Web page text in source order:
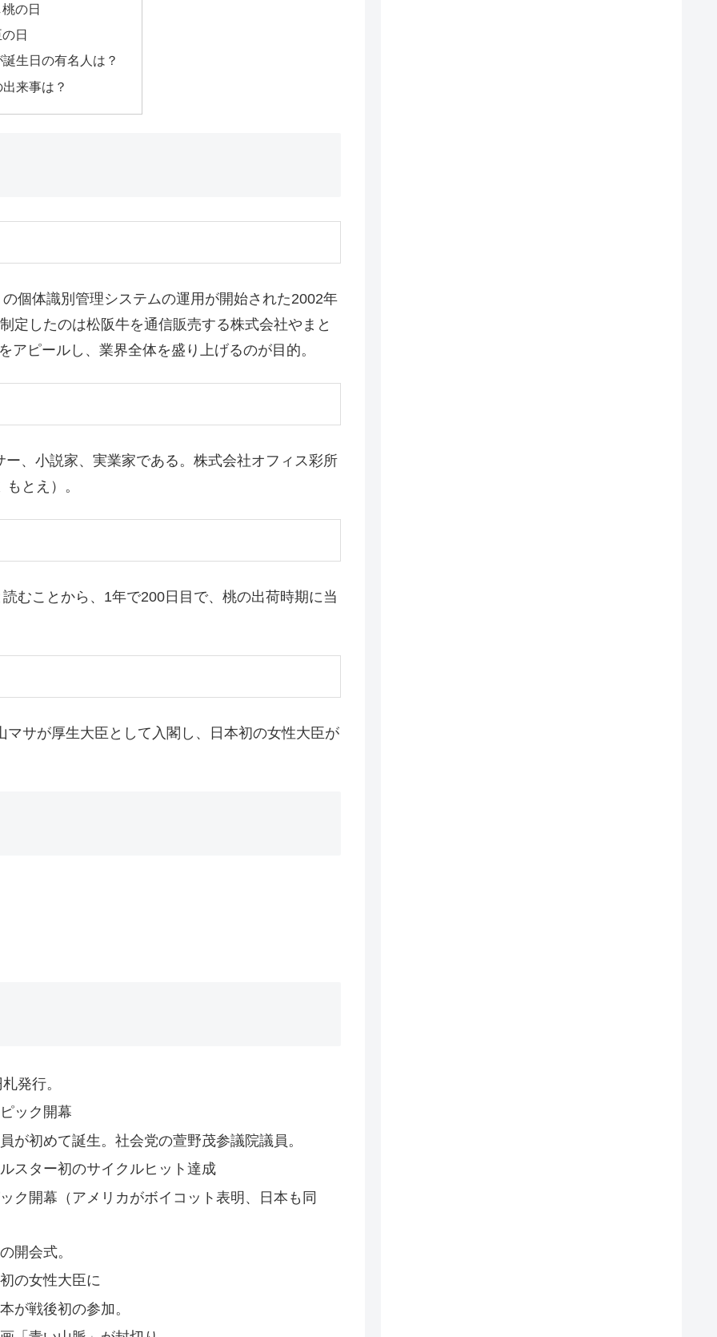
の日
日
生日の有名人は？
来事は？
個体識別管理システムの運用が開始された2002年
定したのは松阪牛を通信販売する株式会社やまと
ピールし、業界全体を盛り上げるのが目的。
、小説家、実業家である。株式会社オフィス彩所
とえ）。
むことから、1年で200日目で、桃の出荷時期に当
サが厚生大臣として入閣し、日本初の女性大臣が
発行。
ック開幕
が初めて誕生。社会党の萱野茂参議院議員。
スター初のサイクルヒット達成
ク開幕（アメリカがボイコット表明、日本も同
開会式。
の女性大臣に
が戦後初の参加。